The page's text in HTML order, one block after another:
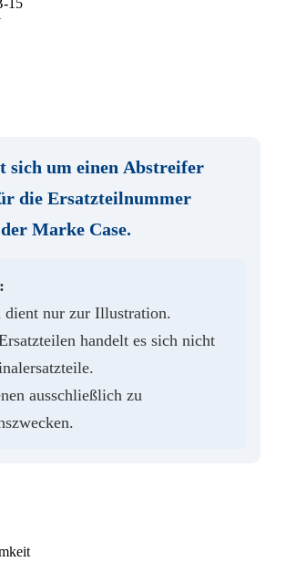
sich um einen Abstreifer
die Ersatzteilnummer
der Marke Case.
dient nur zur Illustration.
handelt es sich nicht
ausschließlich zu